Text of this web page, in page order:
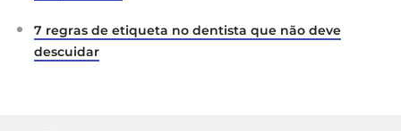
7 regras de etiqueta no dentista que não deve
descuidar